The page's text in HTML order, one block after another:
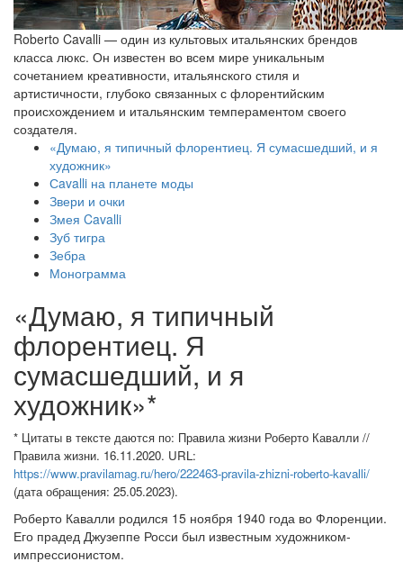
Roberto Cavalli — один из культовых итальянских брендов
класса люкс. Он известен во всем мире уникальным
сочетанием креативности, итальянского стиля и
артистичности, глубоко связанных с флорентийским
происхождением и итальянским темпераментом своего
создателя.
«Думаю, я типичный флорентиец. Я сумасшедший, и я
художник»
Сavalli на планете моды
Звери и очки
Змея Cavalli
Зуб тигра
Зебра
Монограмма
«Думаю, я типичный
флорентиец. Я
сумасшедший, и я
художник»*
* Цитаты в тексте даются по: Правила жизни Роберто Кавалли //
Правила жизни. 16.11.2020. URL:
https://www.pravilamag.ru/hero/222463-pravila-zhizni-roberto-kavalli/
(дата обращения: 25.05.2023).
Роберто Кавалли родился 15 ноября 1940 года во Флоренции.
Его прадед Джузеппе Росси был известным художником-
импрессионистом.